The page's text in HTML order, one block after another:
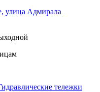
улица Адмирала
тележки